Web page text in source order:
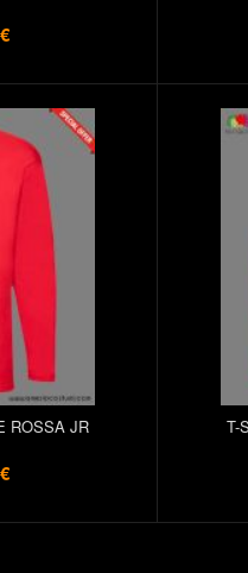
ROSSA JR T-